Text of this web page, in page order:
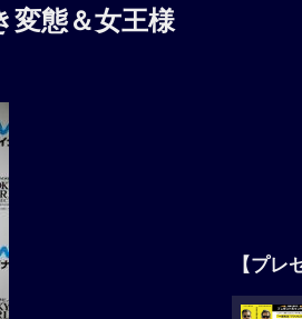
変態＆女王様
【プレ